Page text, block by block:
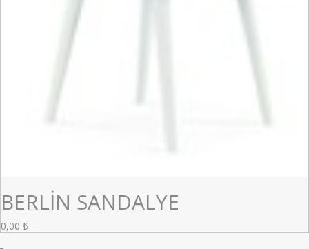
BERLİN SANDALYE
0,00 ₺